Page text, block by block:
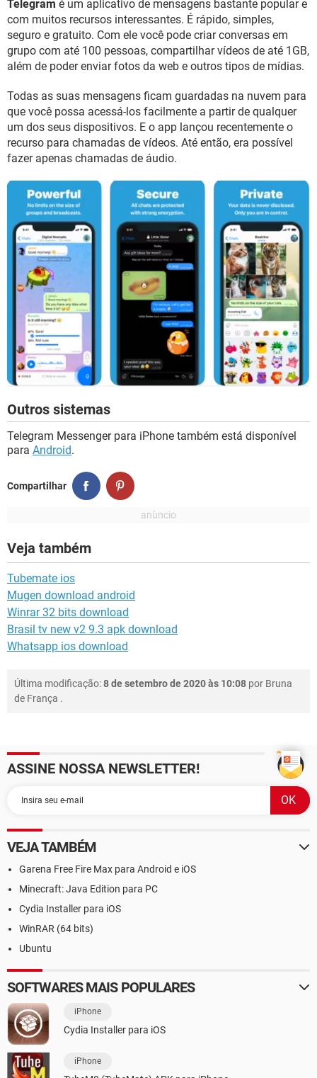
GUIA DE COMPRAS
Telegram é um aplicativo de mensagens bastante popular e
com muitos recursos interessantes. É rápido, simples,
seguro e gratuito. Com ele você pode criar conversas em
grupo com até 100 pessoas, compartilhar vídeos de até 1GB,
além de poder enviar fotos da web e outros tipos de mídias.
Todas as suas mensagens ficam guardadas na nuvem para
que você possa acessá-los facilmente a partir de qualquer
um dos seus dispositivos. E o app lançou recentemente o
recurso para chamadas de vídeos. Até então, era possível
fazer apenas chamadas de áudio.
Outros sistemas
Telegram Messenger para iPhone também está disponível
para Android.
Compartilhar
Veja também
Tubemate ios
Mugen download android
Winrar 32 bits download
Brasil tv new v2 9.3 apk download
Whatsapp ios download
Última modificação:8 de setembro de 2020 às 10:08 por Bruna
de França .
ASSINE NOSSA NEWSLETTER!
VEJA TAMBÉM
Garena Free Fire Max para Android e iOS
Minecraft: Java Edition para PC
Cydia Installer para iOS
WinRAR (64 bits)
Ubuntu
SOFTWARES MAIS POPULARES
iPhone
Cydia Installer para iOS
iPhone